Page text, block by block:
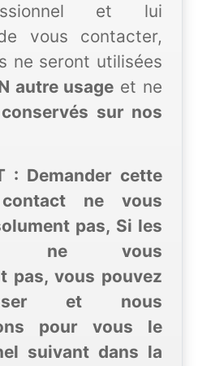
et lui
vous contacter,
ne seront utilisées
autre usage et ne
sur nos
: Demander cette
ne vous
pas, Si les
ne vous
pas, vous pouvez
et nous
pour vous le
suivant dans la